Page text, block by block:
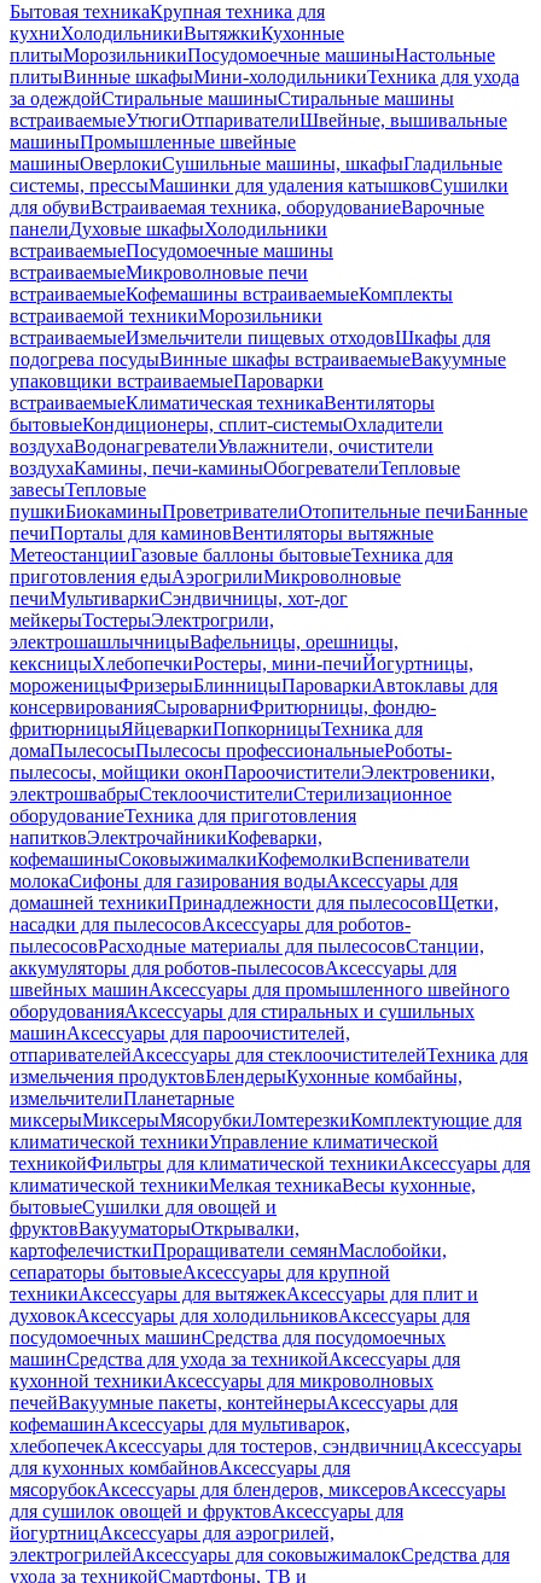
Бытовая техникаКрупная техника для
кухниХолодильникиВытяжкиКухонные
плитыМорозильникиПосудомоечные машиныНастольные
плитыВинные шкафыМини-холодильникиТехника для ухода
за одеждойСтиральные машиныСтиральные машины
встраиваемыеУтюгиОтпаривателиШвейные, вышивальные
машиныПромышленные швейные
машиныОверлокиСушильные машины, шкафыГладильные
системы, прессыМашинки для удаления катышковСушилки
для обувиВстраиваемая техника, оборудованиеВарочные
панелиДуховые шкафыХолодильники
встраиваемыеПосудомоечные машины
встраиваемыеМикроволновые печи
встраиваемыеКофемашины встраиваемыеКомплекты
встраиваемой техникиМорозильники
встраиваемыеИзмельчители пищевых отходовШкафы для
подогрева посудыВинные шкафы встраиваемыеВакуумные
упаковщики встраиваемыеПароварки
встраиваемыеКлиматическая техникаВентиляторы
бытовыеКондиционеры, сплит-системыОхладители
воздухаВодонагревателиУвлажнители, очистители
воздухаКамины, печи-каминыОбогревателиТепловые
завесыТепловые
пушкиБиокаминыПроветривателиОтопительные печиБанные
печиПорталы для каминовВентиляторы вытяжные
МетеостанцииГазовые баллоны бытовыеТехника для
приготовления едыАэрогрилиМикроволновые
печиМультиваркиСэндвичницы, хот-дог
мейкерыТостерыЭлектрогрили,
электрошашлычницыВафельницы, орешницы,
кексницыХлебопечкиРостеры, мини-печиЙогуртницы,
мороженицыФризерыБлинницыПароваркиАвтоклавы для
консервированияСыроварниФритюрницы, фондю-
фритюрницыЯйцеваркиПопкорницыТехника для
домаПылесосыПылесосы профессиональныеРоботы-
пылесосы, мойщики оконПароочистителиЭлектровеники,
электрошвабрыСтеклоочистителиСтерилизационное
оборудованиеТехника для приготовления
напитковЭлектрочайникиКофеварки,
кофемашиныСоковыжималкиКофемолкиВспениватели
молокаСифоны для газирования водыАксессуары для
домашней техникиПринадлежности для пылесосовЩетки,
насадки для пылесосовАксессуары для роботов-
пылесосовРасходные материалы для пылесосовСтанции,
аккумуляторы для роботов-пылесосовАксессуары для
швейных машинАксессуары для промышленного швейного
оборудованияАксессуары для стиральных и сушильных
машинАксессуары для пароочистителей,
отпаривателейАксессуары для стеклоочистителейТехника для
измельчения продуктовБлендерыКухонные комбайны,
измельчителиПланетарные
миксерыМиксерыМясорубкиЛомтерезкиКомплектующие для
климатической техникиУправление климатической
техникойФильтры для климатической техникиАксессуары для
климатической техникиМелкая техникаВесы кухонные,
бытовыеСушилки для овощей и
фруктовВакууматорыОткрывалки,
картофелечисткиПроращиватели семянМаслобойки,
сепараторы бытовыеАксессуары для крупной
техникиАксессуары для вытяжекАксессуары для плит и
духовокАксессуары для холодильниковАксессуары для
посудомоечных машинСредства для посудомоечных
машинСредства для ухода за техникойАксессуары для
кухонной техникиАксессуары для микроволновых
печейВакуумные пакеты, контейнерыАксессуары для
кофемашинАксессуары для мультиварок,
хлебопечекАксессуары для тостеров, сэндвичницАксессуары
для кухонных комбайновАксессуары для
мясорубокАксессуары для блендеров, миксеровАксессуары
для сушилок овощей и фруктовАксессуары для
йогуртницАксессуары для аэрогрилей,
электрогрилейАксессуары для соковыжималокСредства для
ухода за техникойСмартфоны, ТВ и